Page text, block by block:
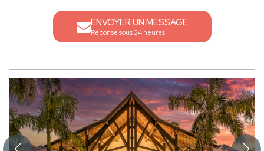
ENVOYER UN MESSAGE
Réponse sous 24 heures